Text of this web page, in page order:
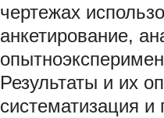
чертежах
анкетирование,
Результаты и их
систематизация